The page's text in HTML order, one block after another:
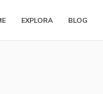
EXPLORA BLOG